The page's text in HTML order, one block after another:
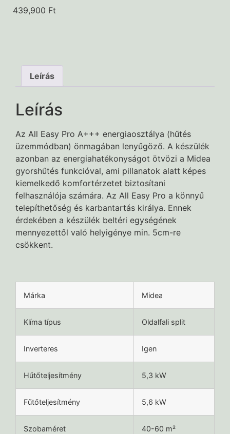
439,900 Ft
Leírás
Leírás
Az All Easy Pro A+++ energiaosztálya (hűtés
üzemmódban) önmagában lenyűgöző. A készülék
azonban az energiahatékonyságot ötvözi a Midea
gyorshűtés funkcióval, ami pillanatok alatt képes
kiemelkedő komfortérzetet biztosítani
felhasználója számára. Az All Easy Pro a könnyű
telepíthetőség és karbantartás királya. Ennek
érdekében a készülék beltéri egységének
mennyezettől való helyigénye min. 5cm-re
csökkent.
Márka Midea
Klíma típus Oldalfali split
Inverteres Igen
Hűtőteljesítmény 5,3 kW
Fűtőteljesítmény 5,6 kW
Szobaméret 40-60 m²